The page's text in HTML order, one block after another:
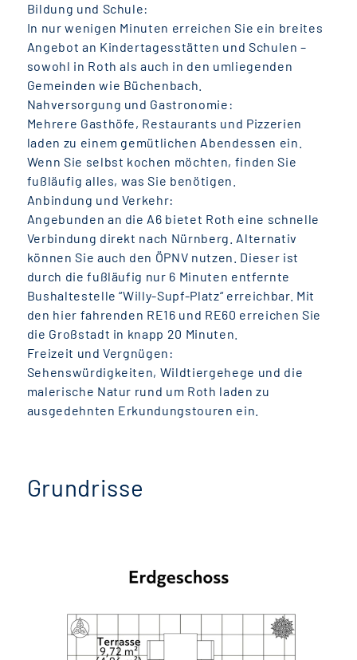
Bildung und Schule:
In nur wenigen Minuten erreichen Sie ein breites
Angebot an Kindertagesstätten und Schulen –
sowohl in Roth als auch in den umliegenden
Gemeinden wie Büchenbach.
Nahversorgung und Gastronomie:
Mehrere Gasthöfe, Restaurants und Pizzerien
laden zu einem gemütlichen Abendessen ein.
Wenn Sie selbst kochen möchten, finden Sie
fußläufig alles, was Sie benötigen.
Anbindung und Verkehr:
Angebunden an die A6 bietet Roth eine schnelle
Verbindung direkt nach Nürnberg. Alternativ
können Sie auch den ÖPNV nutzen. Dieser ist
durch die fußläufig nur 6 Minuten entfernte
Bushaltestelle “Willy-Supf-Platz“ erreichbar. Mit
den hier fahrenden RE16 und RE60 erreichen Sie
die Großstadt in knapp 20 Minuten.
Freizeit und Vergnügen:
Sehenswürdigkeiten, Wildtiergehege und die
malerische Natur rund um Roth laden zu
ausgedehnten Erkundungstouren ein.
Grundrisse